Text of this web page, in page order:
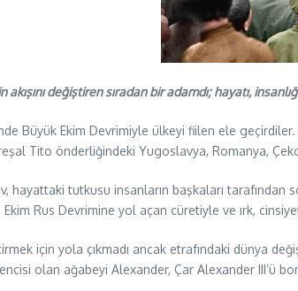
akışını değiştiren sıradan bir adamdı; hayatı,
Büyük Ekim Devrimiyle ülkeyi fiilen ele
Tito önderliğindeki Yugoslavya, Romanya,
hayattaki tutkusu insanların başkaları
Rus Devrimine yol açan cüretiyle ve ırk,
için yola çıkmadı ancak etrafındaki dünya
olan ağabeyi Alexander, Çar Alexander III’ü